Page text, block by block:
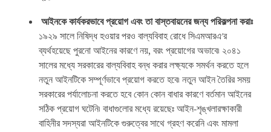
আইনকে কার্যকরভাবে প্রয়োগ এবং তা বাস্তবায়নের জন্য পরিকল্পনা করাঃ
১৯২৯ সালে নিষিদ্ধ হওয়ার পরও বাল্যবিবাহ রোধে সিএমআরএ'র
ব্যর্থহয়েছে পুরনো আইনের কারণে নয়, বরং প্রয়োগের অভাবে৷ ২০৪১
সালের মধ্যে সরকারের বাল্যবিবাহ বন্ধ করার লক্ষ্যকে সমর্থন করতে হলে
নতুন আইনটিকে সম্পূর্ণভাবে প্রয়োগ করতে হবে৷ নতুন আইন তৈরির সময়
সরকারের পর্যালোচনা করতে হবে কোন কোন বাধার কারণে বর্তমান আইনের
সঠিক প্রয়োগ ঘটেনি৷ বাধাগুলোর মধ্যে রয়েছেঃ আইন-শৃঙ্খলারক্ষাকারী
বাহিনীর সদস্যরা আইনটিকে গুরুত্বের সাথে গ্রহণ করেনি এবং মামলা